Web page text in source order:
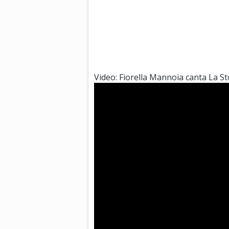
Video: Fiorella Mannoia canta La